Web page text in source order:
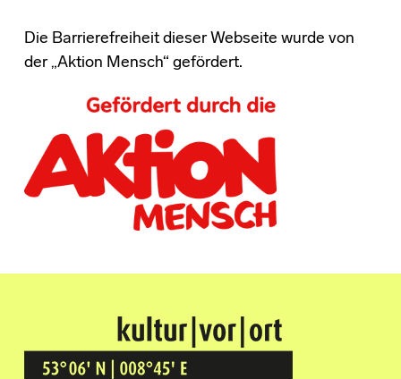
Die Barrierefreiheit dieser Webseite wurde von
der „Aktion Mensch“ gefördert.
Kultur Vor Ort
BREMEN GRÖPELINGEN